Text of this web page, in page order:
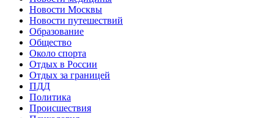
Новости Москвы
Новости путешествий
Образование
Общество
Около спорта
Отдых в России
Отдых за границей
ПДД
Политика
Происшествия